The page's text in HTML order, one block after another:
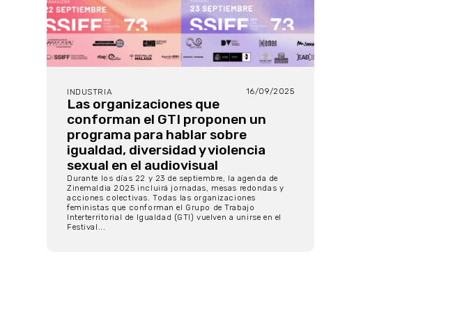
INDUSTRIA 16/09/2025
Las organizaciones que
conforman el GTI proponen un
programa para hablar sobre
igualdad, diversidad y violencia
sexual en el audiovisual
Durante los días 22 y 23 de septiembre, la agenda de
Zinemaldia 2025 incluirá jornadas, mesas redondas y
acciones colectivas. Todas las organizaciones
feministas que conforman el Grupo de Trabajo
Interterritorial de Igualdad (GTI) vuelven a unirse en el
Festival...